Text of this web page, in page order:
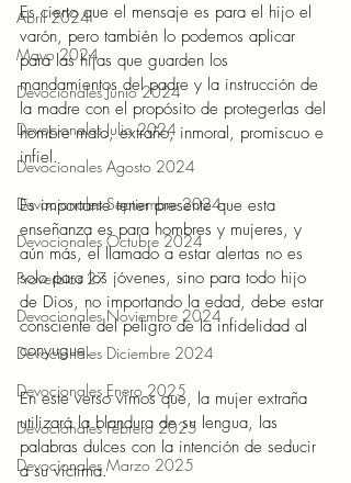
Abril 2024
Mayo 2024
Devocionales Junio 2024
Devocionales Julio 2024
Devocionales Agosto 2024
Devocionales Septiembre 2024
Devocionales Octubre 2024
Proverbios 27
Devocionales Noviembre 2024
Devocionales Diciembre 2024
Devocionales Enero 2025
Devocionales Febrero 2025
Devocionales Marzo 2025
Es cierto que el mensaje es para el hijo el
varón, pero también lo podemos aplicar
para las hijas que guarden los
mandamientos del padre y la instrucción de
la madre con el propósito de protegerlas del
hombre malo, extraño, inmoral, promiscuo e
infiel.
Es importante tener presente que esta
enseñanza es para hombres y mujeres, y
aún más, el llamado a estar alertas no es
solo para los jóvenes, sino para todo hijo
de Dios, no importando la edad, debe estar
consciente del peligro de la infidelidad al
conyugue.
En este verso vimos que, la mujer extraña
utilizará la blandura de su lengua, las
palabras dulces con la intención de seducir
a su víctima.